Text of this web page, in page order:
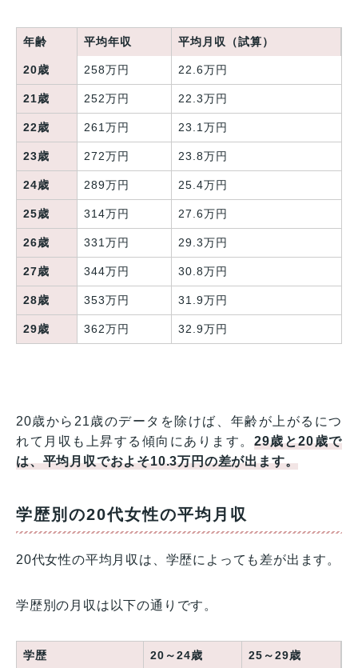
年齢 平均年収 平均月収（試算）
20歳 258万円 22.6万円
21歳 252万円 22.3万円
22歳 261万円 23.1万円
23歳 272万円 23.8万円
24歳 289万円 25.4万円
25歳 314万円 27.6万円
26歳 331万円 29.3万円
27歳 344万円 30.8万円
28歳 353万円 31.9万円
29歳 362万円 32.9万円
20歳から21歳のデータを除けば、年齢が上がるにつ
れて月収も上昇する傾向にあります。 29歳と20歳で
は、平均月収でおよそ10.3万円の差が出ます。
学歴別の20代女性の平均月収
20代女性の平均月収は、学歴によっても差が出ます。
学歴別の月収は以下の通りです。
学歴 20～24歳 25～29歳